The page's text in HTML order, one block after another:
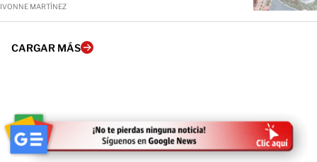
IVONNE MARTÍNEZ
CARGAR MÁS